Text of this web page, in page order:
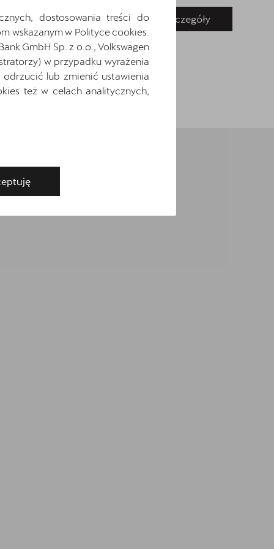
Zapytaj o szczegóły Pokaż szczegóły
dostosowania treści do
wskazanym w Polityce cookies.
GmbH Sp. z o.o., Volkswagen
w przypadku wyrażenia
lub zmienić ustawienia
też w celach analitycznych,